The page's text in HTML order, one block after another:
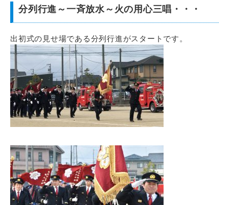
分列行進～一斉放水～火の用心三唱・・・
出初式の見せ場である分列行進がスタートです。